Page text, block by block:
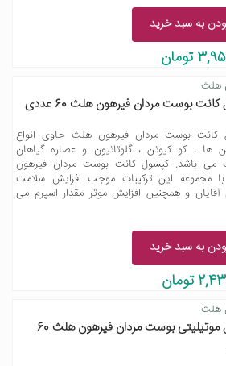
به سبد خرید
تومان
هلث
بوست مردان فیرهون هلث 60 عددی
کانت بوست مردان فیرهون هلث حاوی انواع
ها ، کو کیوتن ، گلوتاتیون و عصاره گیاهان
می باشد. کپسول کانت بوست مردان فیرهون
مجموعه این ترکیبات موجب افزایش سلامت
و همچنین افزایش موثر مقدار اسپرم می
به سبد خرید
تومان
هلث
کپسول موتیلیتی بوست مردان فیرهون هلث 60